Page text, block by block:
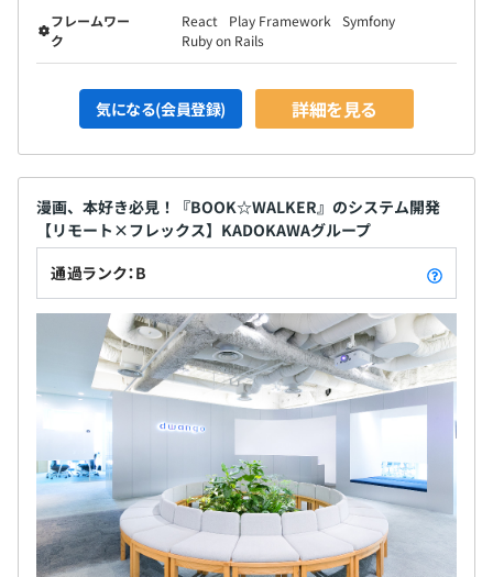
フレームワー
ク
React Play Framework
Symfony
Ruby on Rails
気になる(会員登録) 詳細を見る
漫画、本好き必見！『BOOK☆WALKER』のシステム開発
【リモート×フレックス】KADOKAWAグループ
通過ランク：B